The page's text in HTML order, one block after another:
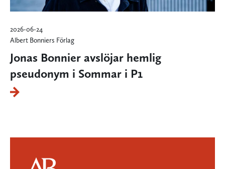
2026-06-24
Albert Bonniers Förlag
Jonas Bonnier avslöjar hemlig
pseudonym i Sommar i P1